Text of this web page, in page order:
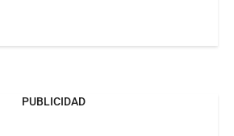
PUBLICIDAD